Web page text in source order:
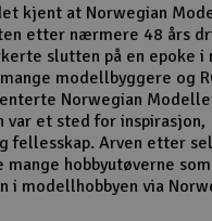
kjent at Norwegian
etter nærmere 48 års
slutten på en epoke i
modellbyggere og
Norwegian
var et sted for inspirasjon,
fellesskap. Arven etter
hobbyutøverne
i modellhobbyen via